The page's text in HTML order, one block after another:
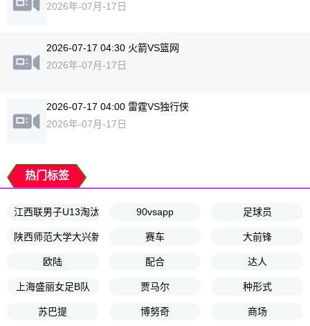
2026年-07月-17日
2026-07-17 04:30 火箭VS篮网
2026年-07月-17日
2026-07-17 04:00 雷霆VS独行侠
2026年-07月-17日
热门标签
江西联男子U13淘汰赛 90vsapp 足球员
陕西师范大学大兴新区小学 赛车 大前锋
欧陆 配合 达人
上海盛丽女足B队 贾马尔 种形式
苏巴提 博努奇 商场